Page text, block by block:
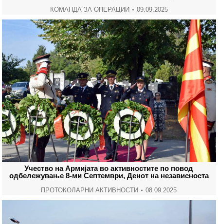
КОМАНДА ЗА ОПЕРАЦИИ 09.09.2025
Учество на Армијата во активностите по повод
одбележување 8-ми Септември, Денот на независноста
ПРОТОКОЛАРНИ АКТИВНОСТИ 08.09.2025